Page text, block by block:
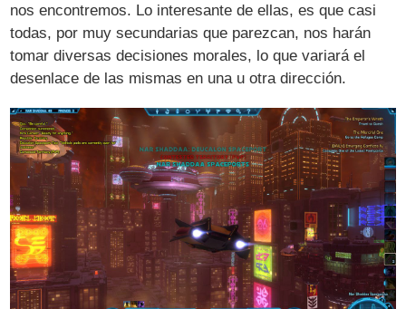
nos encontremos. Lo interesante de ellas, es que casi
todas, por muy secundarias que parezcan, nos harán
tomar diversas decisiones morales, lo que variará el
desenlace de las mismas en una u otra dirección.